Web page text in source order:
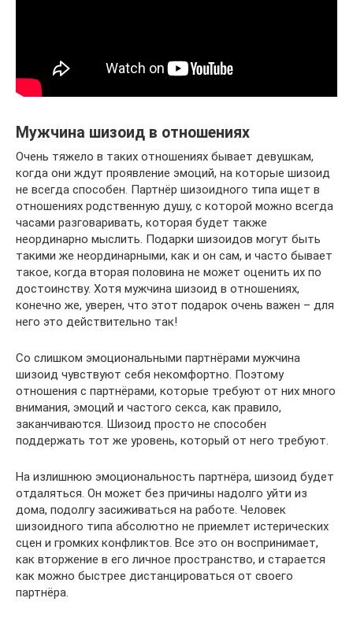
Мужчина шизоид в отношениях
Очень тяжело в таких отношениях бывает девушкам,
когда они ждут проявление эмоций, на которые шизоид
не всегда способен. Партнёр шизоидного типа ищет в
отношениях родственную душу, с которой можно всегда
часами разговаривать, которая будет также
неординарно мыслить. Подарки шизоидов могут быть
такими же неординарными, как и он сам, и часто бывает
такое, когда вторая половина не может оценить их по
достоинству. Хотя мужчина шизоид в отношениях,
конечно же, уверен, что этот подарок очень важен – для
него это действительно так!
Со слишком эмоциональными партнёрами мужчина
шизоид чувствуют себя некомфортно. Поэтому
отношения с партнёрами, которые требуют от них много
внимания, эмоций и частого секса, как правило,
заканчиваются. Шизоид просто не способен
поддержать тот же уровень, который от него требуют.
На излишнюю эмоциональность партнёра, шизоид будет
отдаляться. Он может без причины надолго уйти из
дома, подолгу засиживаться на работе. Человек
шизоидного типа абсолютно не приемлет истерических
сцен и громких конфликтов. Все это он воспринимает,
как вторжение в его личное пространство, и старается
как можно быстрее дистанцироваться от своего
партнёра.